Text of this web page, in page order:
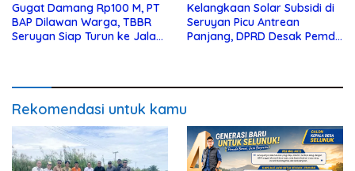
Gugat Damang Rp100 M, PT
BAP Dilawan Warga, TBBR
Seruyan Siap Turun ke Jalan
Kelangkaan Solar Subsidi di
Seruyan Picu Antrean
Panjang, DPRD Desak Pemda
Rekomendasi untuk kamu